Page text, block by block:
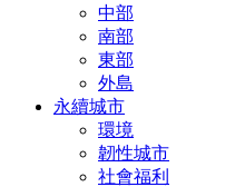
中部
南部
東部
外島
永續城市
環境
韌性城市
社會福利